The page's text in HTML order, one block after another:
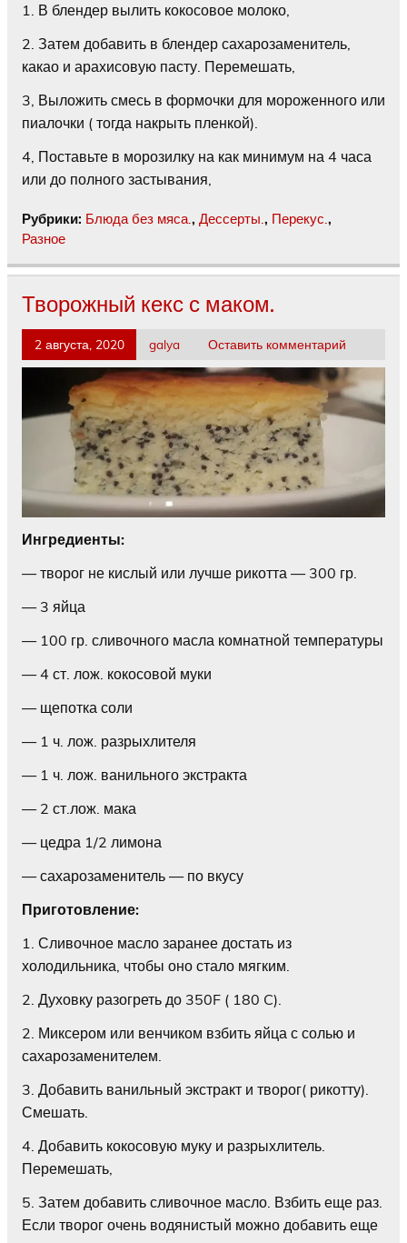
1. В блендер вылить кокосовое молоко,
2. Затем добавить в блендер сахарозаменитель,
какао и арахисовую пасту. Перемешать,
3, Выложить смесь в формочки для мороженного или
пиалочки ( тогда накрыть пленкой).
4, Поставьте в морозилку на как минимум на 4 часа
или до полного застывания,
Рубрики: Блюда без мяса., Дессерты., Перекус.,
Разное
Творожный кекс с маком.
2 августа, 2020 galya Оставить комментарий
Ингредиенты:
— творог не кислый или лучше рикотта — 300 гр.
— 3 яйца
— 100 гр. сливочного масла комнатной температуры
— 4 ст. лож. кокосовой муки
— щепотка соли
— 1 ч. лож. разрыхлителя
— 1 ч. лож. ванильного экстракта
— 2 ст.лож. мака
— цедра 1/2 лимона
— сахарозаменитель — по вкусу
Приготовление:
1. Сливочное масло заранее достать из
холодильника, чтобы оно стало мягким.
2. Духовку разогреть до 350F ( 180 C).
2. Миксером или венчиком взбить яйца с солью и
сахарозаменителем.
3. Добавить ванильный экстракт и творог( рикотту).
Смешать.
4. Добавить кокосовую муку и разрыхлитель.
Перемешать,
5. Затем добавить сливочное масло. Взбить еще раз.
Если творог очень водянистый можно добавить еще